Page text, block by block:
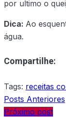
por ultimo o
Dica: Ao
água.
Compartilhe:
Tags: receitas
Posts Anteriores
Próximo post